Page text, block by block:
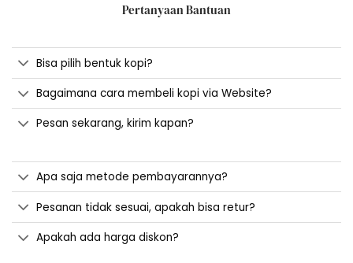
Pertanyaan Bantuan
Bisa pilih bentuk kopi?
Bagaimana cara membeli kopi via Website?
Pesan sekarang, kirim kapan?
Apa saja metode pembayarannya?
Pesanan tidak sesuai, apakah bisa retur?
Apakah ada harga diskon?